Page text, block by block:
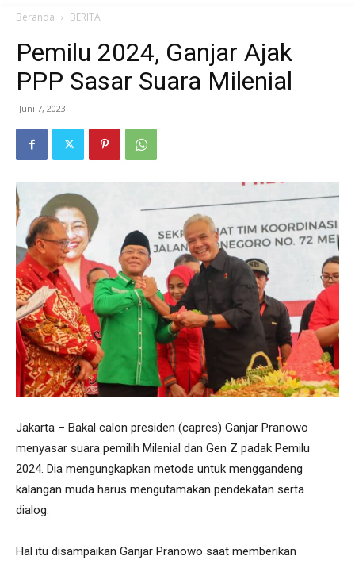
Beranda BERITA
Pemilu 2024, Ganjar Ajak
PPP Sasar Suara Milenial
Juni 7, 2023
Jakarta – Bakal calon presiden (capres) Ganjar Pranowo
menyasar suara pemilih Milenial dan Gen Z padak Pemilu
2024. Dia mengungkapkan metode untuk menggandeng
kalangan muda harus mengutamakan pendekatan serta
dialog.
Hal itu disampaikan Ganjar Pranowo saat memberikan